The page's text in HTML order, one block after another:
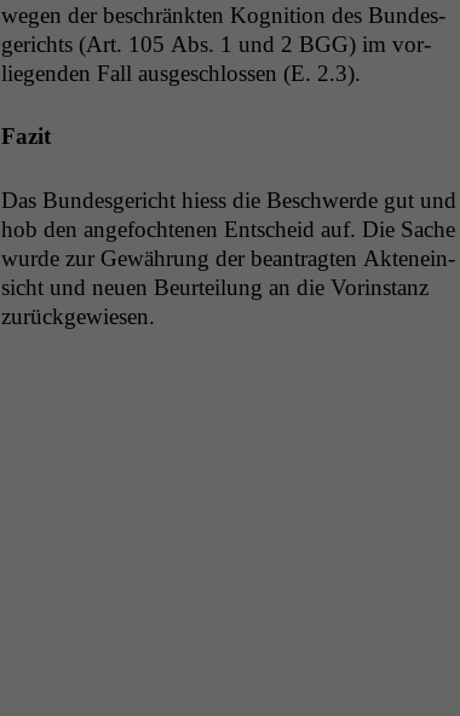
wegen der beschränk­ten Kog­ni­tion des Bun­des­
gerichts (Art. 105 Abs. 1 und 2 BGG) im vor­
liegen­den Fall aus­geschlossen (E. 2.3).
Faz­it
Das Bun­des­gericht hiess die Beschw­erde gut und
hob den ange­focht­e­nen Entscheid auf. Die Sache
wurde zur Gewährung der beantragten Aktenein­
sicht und neuen Beurteilung an die Vorin­stanz
zurückgewiesen.